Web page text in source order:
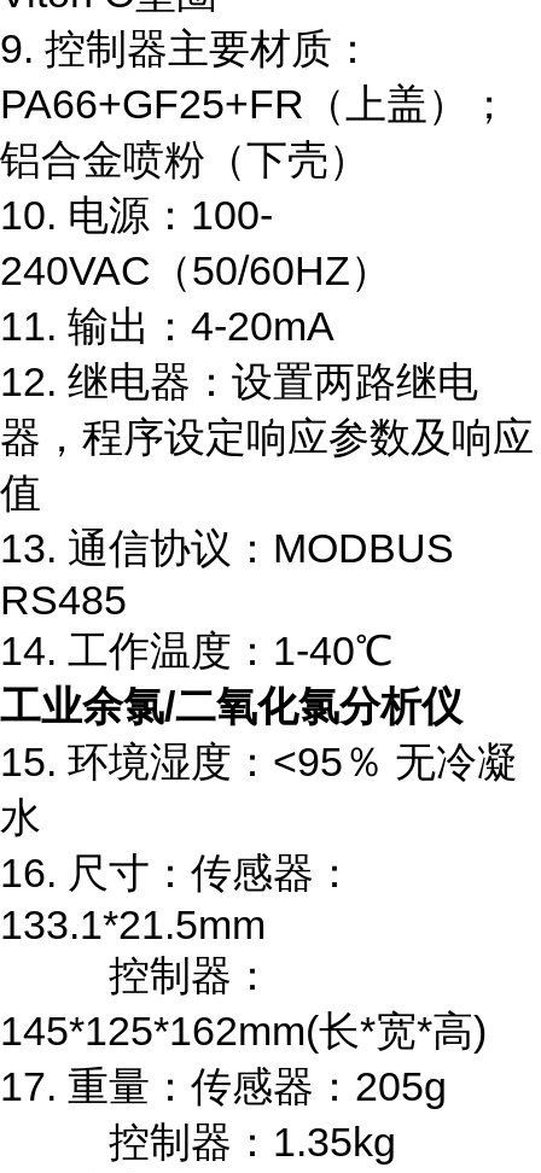
9. 控制器主要材质：
PA66+GF25+FR （上盖）；
铝合金喷粉（下壳）
10. 电源： 100-
240VAC （50/60HZ）
11. 输出： 4-20mA
12. 继电器：设置两路继电
器，程序设定响应参数及响应
值
13. 通信协议： MODBUS
RS485
14. 工作温度： 1-40℃
工业余氯/二氧化氯分析仪
15. 环境湿度： <95％ 无冷凝
水
16. 尺寸：传感器：
133.1*21.5mm
控制器：
145*125*162mm(长*宽*高)
17. 重量：传感器： 205g
控制器： 1.35kg